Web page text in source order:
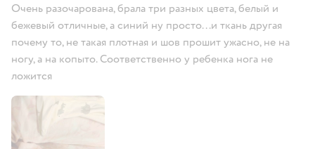
Очень разочарована, брала три разных цвета, белый и
бежевый отличные, а синий ну просто...и ткань другая
почему то, не такая плотная и шов прошит ужасно, не на
ногу, а на копыто. Соответственно у ребенка нога не
ложится